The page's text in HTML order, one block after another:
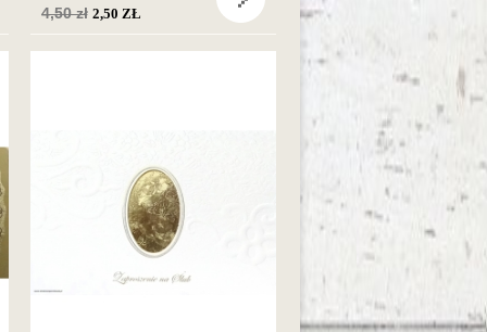
Cena
4,50 zł 2,50 ZŁ